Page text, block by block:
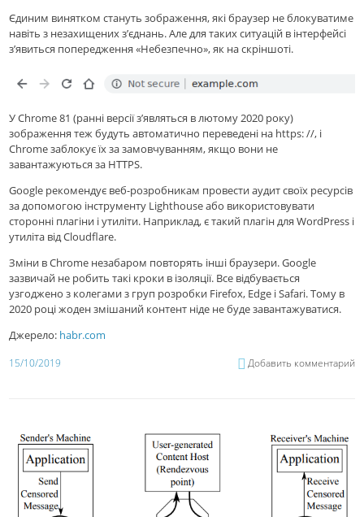
Єдиним винятком стануть зображення, які браузер не блокуватиме
навіть з незахищених з’єднань. Але для таких ситуацій в інтерфейсі
з’явиться попередження «Небезпечно», як на скріншоті.
У Chrome 81 (ранні версії з’являться в лютому 2020 року)
зображення теж будуть автоматично переведені на https: //, і
Chrome заблокує їх за замовчуванням, якщо вони не
завантажуються за HTTPS.
Google рекомендує веб-розробникам провести аудит своїх ресурсів
за допомогою інструменту Lighthouse або використовувати
сторонні плагіни і утиліти. Наприклад, є такий плагін для WordPress і
утиліта від Cloudflare.
Зміни в Chrome незабаром повторять інші браузери. Google
зазвичай не робить такі кроки в ізоляції. Все відбувається
узгоджено з колегами з груп розробки Firefox, Edge і Safari. Тому в
2020 році жоден змішаний контент ніде не буде завантажуватися.
Джерело: habr.com
15/10/2019 Добавить комментарий